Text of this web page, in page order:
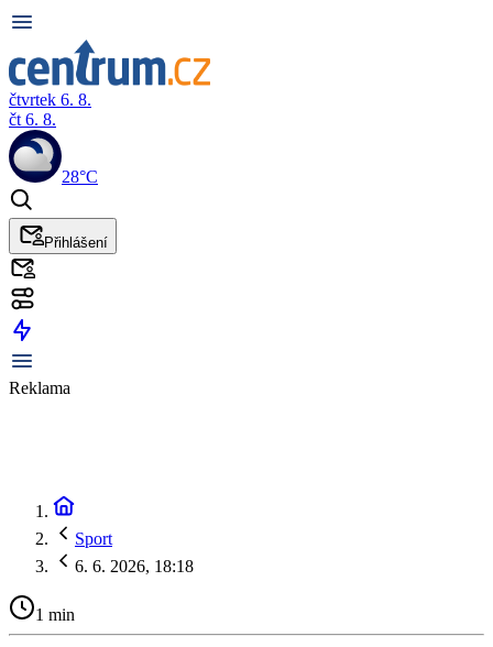
čtvrtek 6. 8.
čt 6. 8.
28°C
Přihlášení
Reklama
Sport
6. 6. 2026, 18:18
1 min